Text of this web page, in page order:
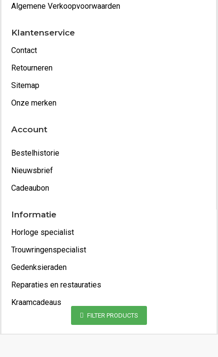
Algemene Verkoopvoorwaarden
Klantenservice
Contact
Retourneren
Sitemap
Onze merken
Account
Bestelhistorie
Nieuwsbrief
Cadeaubon
Informatie
Horloge specialist
Trouwringenspecialist
Gedenksieraden
Reparaties en restauraties
Kraamcadeaus
FILTER PRODUCTS